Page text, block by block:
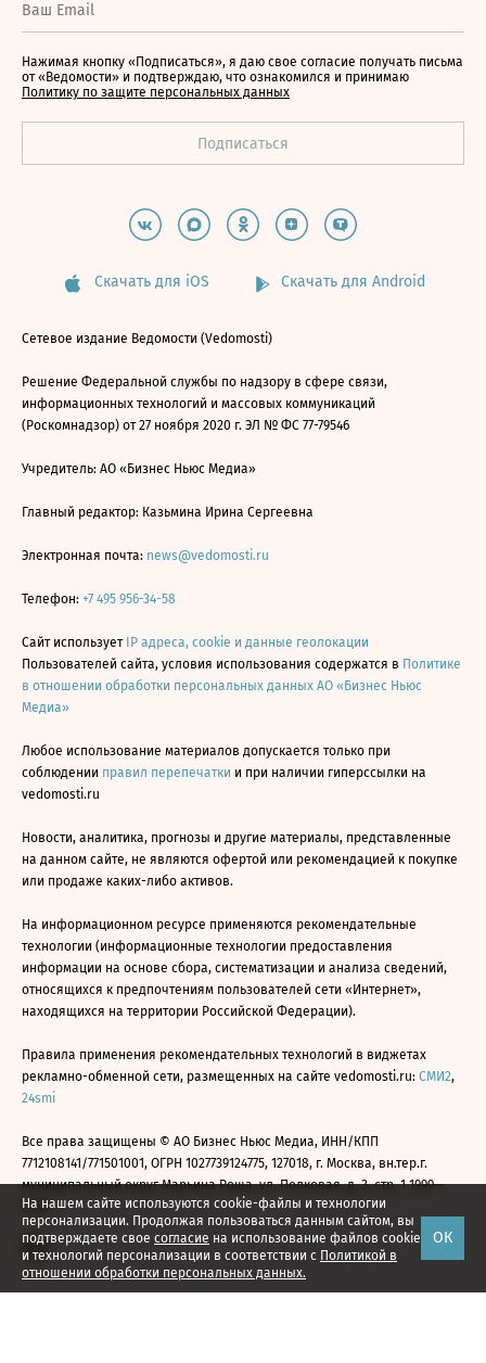
На нашем сайте используются cookie-файлы и технологии
персонализации. Продолжая пользоваться данным сайтом, вы
подтверждаете свое согласие на использование файлов cookie
и технологий персонализации в соответствии с Политикой в
отношении обработки персональных данных.
ОК
Нажимая кнопку «Подписаться», я даю свое согласие получать письма
от «Ведомости» и подтверждаю, что ознакомился и принимаю
Политику по защите персональных данных
Скачать для iOS Скачать для Android
Сетевое издание Ведомости (Vedomosti)
Решение Федеральной службы по надзору в сфере связи,
информационных технологий и массовых коммуникаций
(Роскомнадзор) от 27 ноября 2020 г. ЭЛ № ФС 77-79546
Учредитель: АО «Бизнес Ньюс Медиа»
Главный редактор: Казьмина Ирина Сергеевна
Электронная почта: news@vedomosti.ru
Телефон: +7 495 956-34-58
Сайт использует IP адреса, cookie и данные геолокации
Пользователей сайта, условия использования содержатся в Политике
в отношении обработки персональных данных АО «Бизнес Ньюс
Медиа»
Любое использование материалов допускается только при
соблюдении правил перепечатки и при наличии гиперссылки на
vedomosti.ru
Новости, аналитика, прогнозы и другие материалы, представленные
на данном сайте, не являются офертой или рекомендацией к покупке
или продаже каких-либо активов.
На информационном ресурсе применяются рекомендательные
технологии (информационные технологии предоставления
информации на основе сбора, систематизации и анализа сведений,
относящихся к предпочтениям пользователей сети «Интернет»,
находящихся на территории Российской Федерации).
Правила применения рекомендательных технологий в виджетах
рекламно-обменной сети, размещенных на сайте vedomosti.ru: СМИ2,
24smi
Все права защищены © АО Бизнес Ньюс Медиа, ИНН/КПП
7712108141/771501001, ОГРН 1027739124775, 127018, г. Москва, вн.тер.г.
муниципальный округ Марьина Роща, ул. Полковая, д. 3, стр. 1 1999—
2026